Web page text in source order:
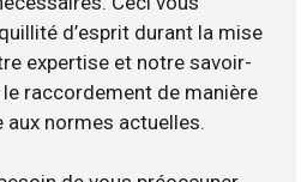
d’esprit durant la mise
expertise et notre savoir-
raccordement de manière
normes actuelles.